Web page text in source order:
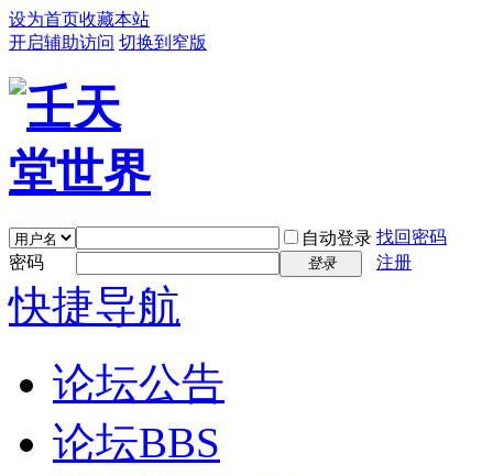
设为首页收藏本站
开启辅助访问 切换到窄版
自动登录 找回密码
密码
登录 注册
快捷导航
论坛公告
论坛BBS